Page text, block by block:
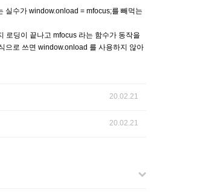
실수가 window.onload = mfocus;를 빼먹는
로딩이 끝나고 mfocus 라는 함수가 동작을
으로 쓰면 window.onload 를 사용하지 않아
20.02.21
20.02.21